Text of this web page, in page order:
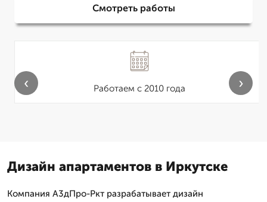
Смотреть работы
Работаем с 2010 года
‹ ›
Дизайн апартаментов в Иркутске
Компания А3дПро-Ркт разрабатывает дизайн